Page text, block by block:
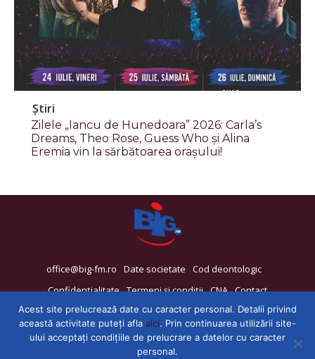
Știri
Zilele „Iancu de Hunedoara” 2026: Carla’s
Dreams, Theo Rose, Guess Who și Alina
Eremia vin la sărbătoarea orașului!
office@big-fm.ro Date societate
Cod deontologic
Confidențialitate Termeni și condiții CNA Contact
Acest site prelucrează date cu caracter personal. Detalii privind
această activitate puteți afla aici. Prin continuarea utilizării site-
ului acceptați condițiile de prelucrare a datelor cu caracter
personal.